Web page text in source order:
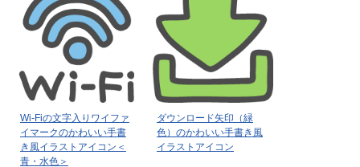
Wi-Fiの文字入りワイファ
イマークのかわいい手書
き風イラストアイコン＜
青・水色＞
ダウンロード矢印（緑
色）のかわいい手書き風
イラストアイコン